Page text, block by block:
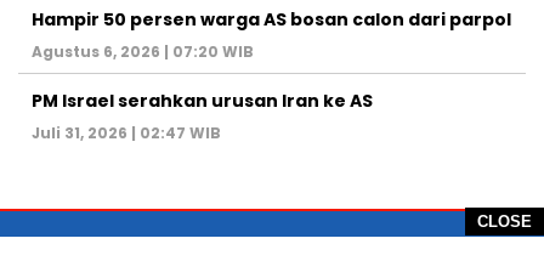
CLOSE
Hampir 50 persen warga AS bosan calon dari parpol
Agustus 6, 2026 | 07:20 WIB
PM Israel serahkan urusan Iran ke AS
Juli 31, 2026 | 02:47 WIB